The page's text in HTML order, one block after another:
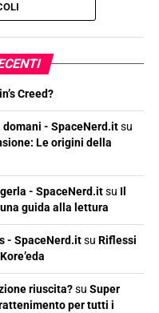
Creed?
- SpaceNerd.itsu
Le origini della
- SpaceNerd.itsu Il
guida alla lettura
- SpaceNerd.itsu Riflessi
riuscita?su Super
per tutti i